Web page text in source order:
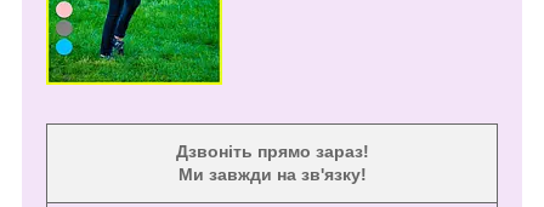
Дзвоніть прямо зараз!
Ми завжди на зв'язку!